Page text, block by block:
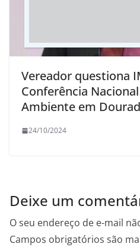
Vereador questiona
Conferência
Ambiente em
24/10/2024
Deixe um
O seu endereço de e-mail
Campos obrigatórios são